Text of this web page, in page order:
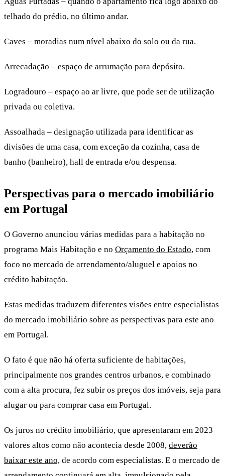
telhado do prédio, no último andar.
Caves – moradias num nível abaixo do solo ou da rua.
Arrecadação – espaço de arrumação para depósito.
Logradouro – espaço ao ar livre, que pode ser de utilização
privada ou coletiva.
Assoalhada – designação utilizada para identificar as
divisões de uma casa, com exceção da cozinha, casa de
banho (banheiro), hall de entrada e/ou despensa.
Perspectivas para o mercado imobiliário
em Portugal
O Governo anunciou várias medidas para a habitação no
programa Mais Habitação e no Orçamento do Estado, com
foco no mercado de arrendamento/aluguel e apoios no
crédito habitação.
Estas medidas traduzem diferentes visões entre especialistas
do mercado imobiliário sobre as perspectivas para este ano
em Portugal.
O fato é que não há oferta suficiente de habitações,
principalmente nos grandes centros urbanos, e combinado
com a alta procura, fez subir os preços dos imóveis, seja para
alugar ou para comprar casa em Portugal.
Os juros no crédito imobiliário, que apresentaram em 2023
valores altos como não acontecia desde 2008, deverão
baixar este ano, de acordo com especialistas. E o mercado de